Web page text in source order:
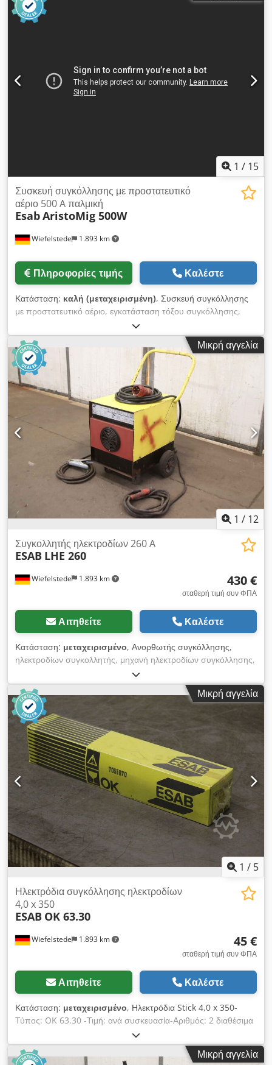
Eqfoiof
1 / 15
Wiefelstede 1.893 km
Συσκευή συγκόλλησης με προστατευτικό
αέριο 500 A παλμική
EsabAristoMig 500W
Πληροφορίες τιμής Καλέστε
Κατάσταση: καλή (μεταχειρισμένη), Συσκευή συγκόλλησης
με προστατευτικό αέριο, εγκατάσταση τόξου συγκόλλησης,
μηχάνημα MIG/MAG συγκόλλησης, μηχάνημα παλμικής
συγκόλλησης - Κατασκευαστής: Esab, συσκευή συγκόλλησης
με προστατευτικό αέριο PULS - Τύπος: AristoMig 500W - Μέγ.
ισχύς συγκόλλησης: 500 A - Εξοπλισμός: Υδρόψυκτο - Κουτί
προώθησης σύρματος: 4-ρολλά Esab τύπος AristoFeed 48-4 -
Ποσότητα: 3x Esab συσκευή συγκόλλησης με προστατευτικό
αέριο PULS διαθέσιμα - Τιμή: ανά τεμάχιο - Διαστάσεις:
1200/700/Υ1730 mm Cedpjy Ulziefx Aiiorf - Βάρος: 210 κιλά
Μικρή αγγελία
1 / 12
Wiefelstede 1.893 km
Συγκολλητής ηλεκτροδίων 260 A
ESAB LHE 260
430 €
σταθερή τιμή συν ΦΠΑ
Αιτηθείτε Καλέστε
Κατάσταση: μεταχειρισμένο, Ανορθωτής συγκόλλησης,
ηλεκτροδίων συγκολλητής, μηχανή ηλεκτροδίων συγκόλλησης,
ανορθωτής ηλεκτροδίων συγκόλλησης Crjdpfx Ajuxg Ideiijf
-Κατασκευαστής: ESAB, ανορθωτής συγκόλλησης τύπου LHE
260 -Ικανότητα συγκόλλησης: max. 260 A -Καλώδιο
συγκόλλησης: με σφιγκτήρα ηλεκτροδίου -Καλώδιο γείωσης
-Διαστάσεις: 710/480/H865 mm -Βάρος: 119 kg
Μικρή αγγελία
1 / 5
Wiefelstede 1.893 km
Ηλεκτρόδια συγκόλλησης ηλεκτροδίων
4,0 x 350
ESAB OK 63.30
45 €
σταθερή τιμή συν ΦΠΑ
Αιτηθείτε Καλέστε
Κατάσταση: μεταχειρισμένο, Ηλεκτρόδια Stick 4,0 x 350-
Τύπος: OK 63,30 -Τιμή: ανά συσκευασία-Αριθμός: 2 διαθέσιμα
πακέτα -Βάρος ανά συσκευασία: 4,6 kg Csdsd Ep Uyjpfx Aiijrf
Μικρή αγγελία